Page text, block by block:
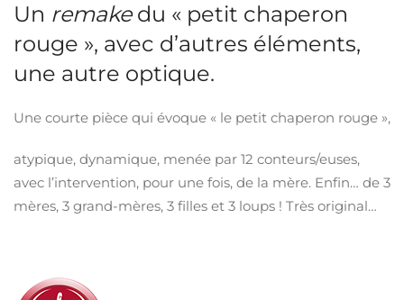
Un remakedu « petit chaperon
rouge », avec d’autres éléments,
une autre optique.
Une courte pièce qui évoque « le petit chaperon rouge »,
atypique, dynamique, menée par 12 conteurs/euses,
avec l’intervention, pour une fois, de la mère. Enfin… de 3
mères, 3 grand-mères, 3 filles et 3 loups ! Très original…